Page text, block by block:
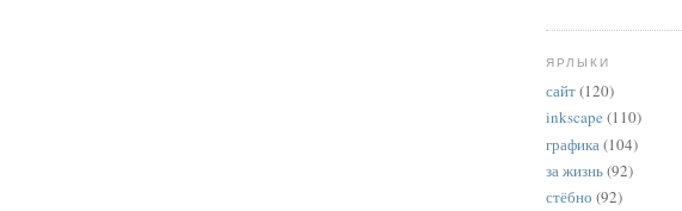
ЯРЛЫКИ
сайт(120)
inkscape (110)
графика(104)
за жизнь(92)
стёбно (92)